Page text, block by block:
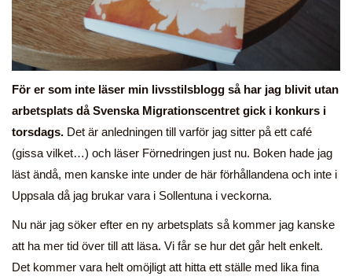
För er som inte läser min livsstilsblogg så har jag blivit utan
arbetsplats då Svenska Migrationscentret gick i konkurs i
torsdags. Det är anledningen till varför jag sitter på ett café
(gissa vilket…) och läser Förnedringen just nu. Boken hade jag
läst ändå, men kanske inte under de här förhållandena och inte i
Uppsala då jag brukar vara i Sollentuna i veckorna.
Nu när jag söker efter en ny arbetsplats så kommer jag kanske
att ha mer tid över till att läsa. Vi får se hur det går helt enkelt.
Det kommer vara helt omöjligt att hitta ett ställe med lika fina